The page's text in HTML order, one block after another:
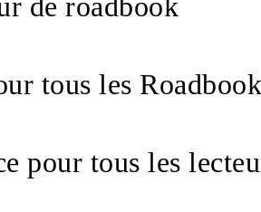
tous les
pour tous les